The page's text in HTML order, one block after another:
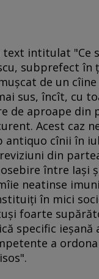
text intitulat "Ce
subprefect în
de un
sus, încît, cu
de aproape din
Acest caz
antiquo cînii în
din
între Iaşi
neatinse
în mici
foarte
specific ieşană
a